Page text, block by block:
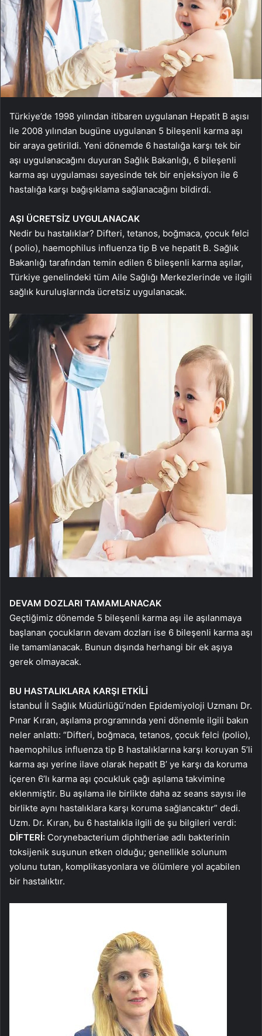
Türkiye’de 1998 yılından itibaren uygulanan Hepatit B aşısı
ile 2008 yılından bugüne uygulanan 5 bileşenli karma aşı
bir araya getirildi. Yeni dönemde 6 hastalığa karşı tek bir
aşı uygulanacağını duyuran Sağlık Bakanlığı, 6 bileşenli
karma aşı uygulaması sayesinde tek bir enjeksiyon ile 6
hastalığa karşı bağışıklama sağlanacağını bildirdi.
AŞI ÜCRETSİZ UYGULANACAK
Nedir bu hastalıklar? Difteri, tetanos, boğmaca, çocuk felci
( polio), haemophilus influenza tip B ve hepatit B. Sağlık
Bakanlığı tarafından temin edilen 6 bileşenli karma aşılar,
Türkiye genelindeki tüm Aile Sağlığı Merkezlerinde ve ilgili
sağlık kuruluşlarında ücretsiz uygulanacak.
DEVAM DOZLARI TAMAMLANACAK
Geçtiğimiz dönemde 5 bileşenli karma aşı ile aşılanmaya
başlanan çocukların devam dozları ise 6 bileşenli karma aşı
ile tamamlanacak. Bunun dışında herhangi bir ek aşıya
gerek olmayacak.
BU HASTALIKLARA KARŞI ETKİLİ
İstanbul İl Sağlık Müdürlüğü’nden Epidemiyoloji Uzmanı Dr.
Pınar Kıran, aşılama programında yeni dönemle ilgili bakın
neler anlattı: “Difteri, boğmaca, tetanos, çocuk felci (polio),
haemophilus influenza tip B hastalıklarına karşı koruyan 5’li
karma aşı yerine ilave olarak hepatit B’ ye karşı da koruma
içeren 6’lı karma aşı çocukluk çağı aşılama takvimine
eklenmiştir. Bu aşılama ile birlikte daha az seans sayısı ile
birlikte aynı hastalıklara karşı koruma sağlancaktır” dedi.
Uzm. Dr. Kıran, bu 6 hastalıkla ilgili de şu bilgileri verdi:
DİFTERİ: Corynebacterium diphtheriae adlı bakterinin
toksijenik suşunun etken olduğu; genellikle solunum
yolunu tutan, komplikasyonlara ve ölümlere yol açabilen
bir hastalıktır.